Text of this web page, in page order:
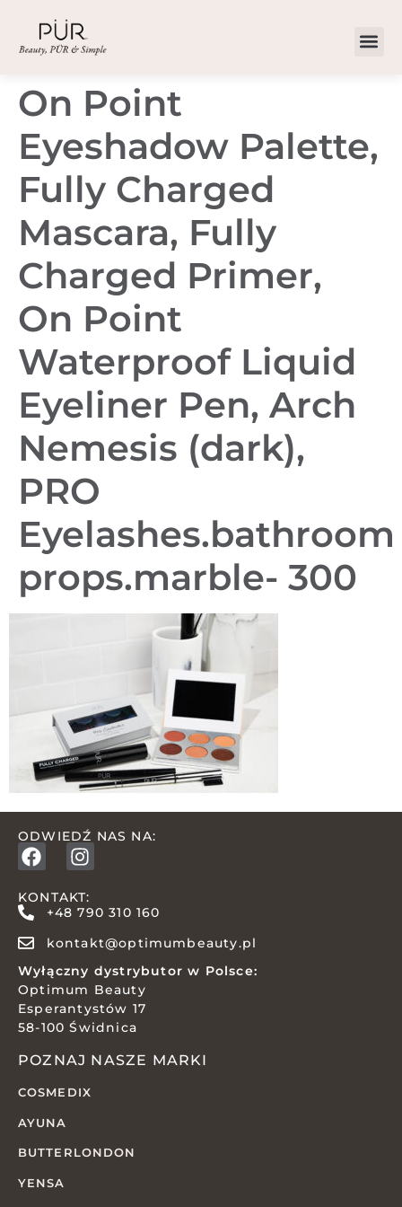
On Point
Eyeshadow Palette,
Fully Charged
Mascara, Fully
Charged Primer,
On Point
Waterproof Liquid
Eyeliner Pen, Arch
Nemesis (dark),
PRO
Eyelashes.bathroom
props.marble- 300
ODWIEDŹ NAS NA:
KONTAKT:
+48 790 310 160
kontakt@optimumbeauty.pl
Wyłączny dystrybutor w Polsce:
Optimum Beauty
Esperantystów 17
58-100 Świdnica
POZNAJ NASZE MARKI
COSMEDIX
AYUNA
BUTTERLONDON
YENSA